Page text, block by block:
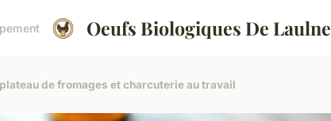
Oeufs Biologiques De Laulne
de fromages et charcuterie au travail